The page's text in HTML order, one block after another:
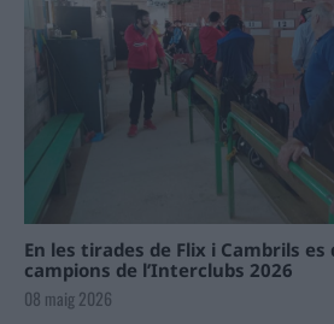
En les tirades de Flix i Cambrils es
campions de l’Interclubs 2026
08 maig 2026